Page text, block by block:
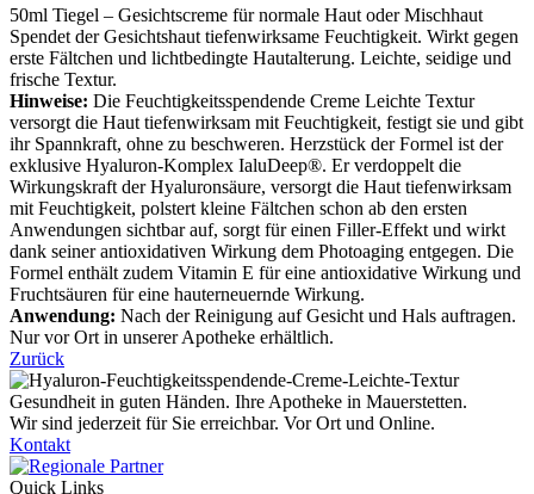
50ml Tiegel – Gesichtscreme für normale Haut oder Mischhaut
Spendet der Gesichtshaut tiefenwirksame Feuchtigkeit. Wirkt gegen
erste Fältchen und lichtbedingte Hautalterung. Leichte, seidige und
frische Textur.
Hinweise: Die Feuchtigkeitsspendende Creme Leichte Textur
versorgt die Haut tiefenwirksam mit Feuchtigkeit, festigt sie und gibt
ihr Spannkraft, ohne zu beschweren. Herzstück der Formel ist der
exklusive Hyaluron-Komplex IaluDeep®. Er verdoppelt die
Wirkungskraft der Hyaluronsäure, versorgt die Haut tiefenwirksam
mit Feuchtigkeit, polstert kleine Fältchen schon ab den ersten
Anwendungen sichtbar auf, sorgt für einen Filler-Effekt und wirkt
dank seiner antioxidativen Wirkung dem Photoaging entgegen. Die
Formel enthält zudem Vitamin E für eine antioxidative Wirkung und
Fruchtsäuren für eine hauterneuernde Wirkung.
Anwendung: Nach der Reinigung auf Gesicht und Hals auftragen.
Nur vor Ort in unserer Apotheke erhältlich.
Zurück
Gesundheit in guten Händen. Ihre Apotheke in Mauerstetten.
Wir sind jederzeit für Sie erreichbar. Vor Ort und Online.
Kontakt
Quick Links